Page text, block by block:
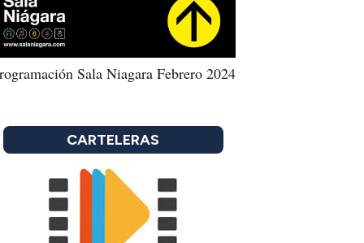
Sala Niagara Febrero 2024
CARTELERAS